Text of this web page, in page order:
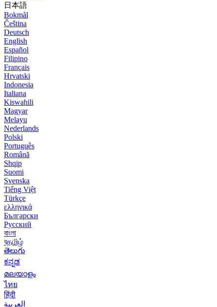
日本語
Bokmål
Čeština
Deutsch
English
Español
Filipino
Français
Hrvatski
Indonesia
Italiana
Kiswahili
Magyar
Melayu
Nederlands
Polski
Português
Română
Shqip
Suomi
Svenska
Tiếng Việt
Türkçe
ελληνικά
Български
Русский
বাংলা
বதமிழ்
తెలుగు
ಕನ್ನಡ
മലയാളം
ไทย
हिंदी
العربية